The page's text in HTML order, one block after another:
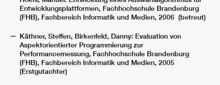
Entwicklungsplattformen, Fachhochschule Brandenburg
(FHB), Fachbereich Informatik und Medien, 2006 (betreut)
Käthner, Steffen, Birkenfeld, Danny: Evaluation von
Aspektorientierter Programmierung zur
Performancemessung, Fachhochschule Brandenburg
(FHB), Fachbereich Informatik und Medien, 2005
(Erstgutachter)